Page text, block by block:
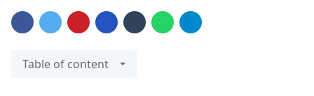
Table of content